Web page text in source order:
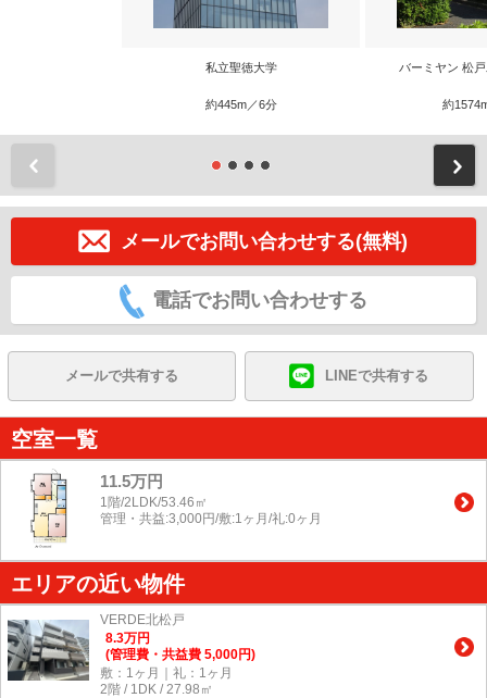
私立聖徳大学
約445m／6分
バーミヤン 松
約
メールでお問い合わせする(無料)
電話でお問い合わせする
メールで共有する LINEで共有する
空室一覧
11.5万円
1階/2LDK/53.46㎡
管理・共益:3,000円/敷:1ヶ月/礼:0ヶ月
エリアの近い物件
VERDE北松戸
8.3万円
(管理費・共益費 5,000円)
敷：1ヶ月｜礼：1ヶ月
2階 / 1DK / 27.98㎡